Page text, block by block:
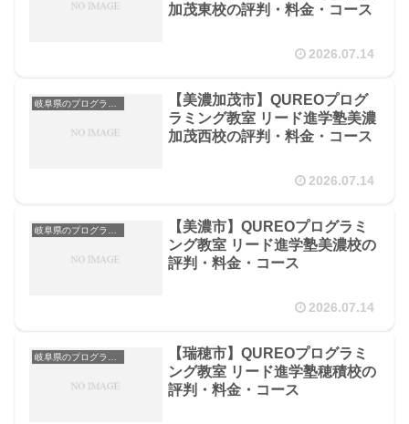
加茂東校の評判・料金・コース
2026.07.14
【美濃加茂市】QUREOプログ
ラミング教室 リード進学塾美濃
加茂西校の評判・料金・コース
2026.07.14
【美濃市】QUREOプログラミ
ング教室 リード進学塾美濃校の
評判・料金・コース
2026.07.14
岐阜県のプログラミング教室
【瑞穂市】QUREOプログラミ
ング教室 リード進学塾穂積校の
評判・料金・コース